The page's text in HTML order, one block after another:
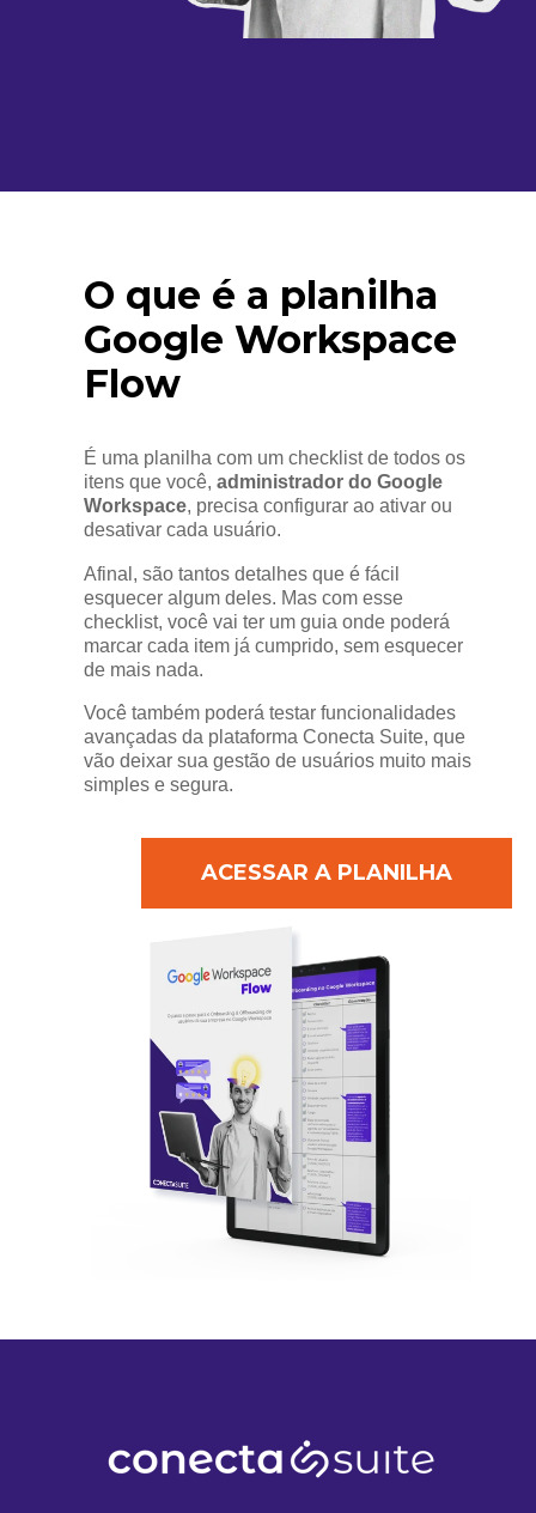
O que é a planilha
Google Workspace
Flow
É uma planilha com um checklist de todos os
itens que você, administrador do Google
Workspace, precisa configurar ao ativar ou
desativar cada usuário.
Afinal, são tantos detalhes que é fácil
esquecer algum deles. Mas com esse
checklist, você vai ter um guia onde poderá
marcar cada item já cumprido, sem esquecer
de mais nada.
Você também poderá testar funcionalidades
avançadas da plataforma Conecta Suite, que
vão deixar sua gestão de usuários muito mais
simples e segura.
ACESSAR A PLANILHA